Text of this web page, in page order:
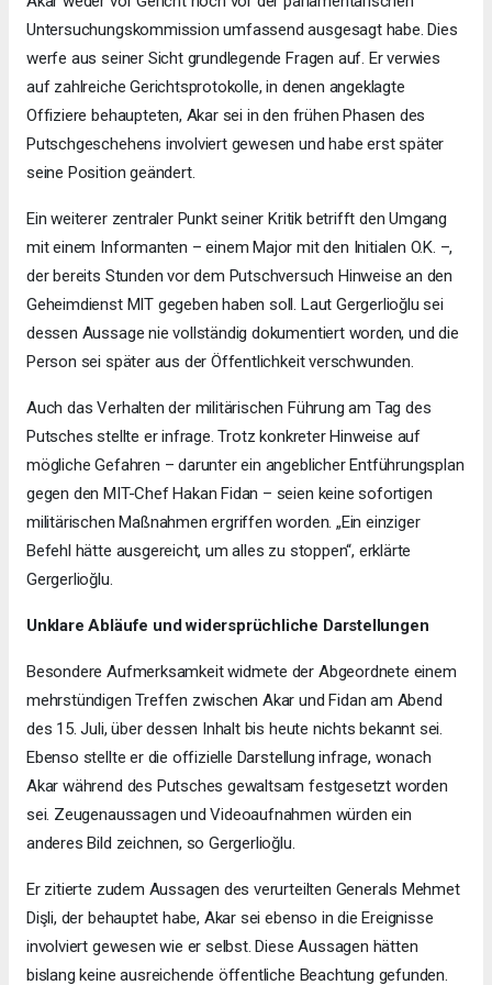
Untersuchungskommission umfassend ausgesagt habe. Dies
werfe aus seiner Sicht grundlegende Fragen auf. Er verwies
auf zahlreiche Gerichtsprotokolle, in denen angeklagte
Offiziere behaupteten, Akar sei in den frühen Phasen des
Putschgeschehens involviert gewesen und habe erst später
seine Position geändert.
Ein weiterer zentraler Punkt seiner Kritik betrifft den Umgang
mit einem Informanten – einem Major mit den Initialen O.K. –,
der bereits Stunden vor dem Putschversuch Hinweise an den
Geheimdienst MIT gegeben haben soll. Laut Gergerlioğlu sei
dessen Aussage nie vollständig dokumentiert worden, und die
Person sei später aus der Öffentlichkeit verschwunden.
Auch das Verhalten der militärischen Führung am Tag des
Putsches stellte er infrage. Trotz konkreter Hinweise auf
mögliche Gefahren – darunter ein angeblicher Entführungsplan
gegen den MIT-Chef Hakan Fidan – seien keine sofortigen
militärischen Maßnahmen ergriffen worden. „Ein einziger
Befehl hätte ausgereicht, um alles zu stoppen“, erklärte
Gergerlioğlu.
Unklare Abläufe und widersprüchliche Darstellungen
Besondere Aufmerksamkeit widmete der Abgeordnete einem
mehrstündigen Treffen zwischen Akar und Fidan am Abend
des 15. Juli, über dessen Inhalt bis heute nichts bekannt sei.
Ebenso stellte er die offizielle Darstellung infrage, wonach
Akar während des Putsches gewaltsam festgesetzt worden
sei. Zeugenaussagen und Videoaufnahmen würden ein
anderes Bild zeichnen, so Gergerlioğlu.
Er zitierte zudem Aussagen des verurteilten Generals Mehmet
Dişli, der behauptet habe, Akar sei ebenso in die Ereignisse
involviert gewesen wie er selbst. Diese Aussagen hätten
bislang keine ausreichende öffentliche Beachtung gefunden.